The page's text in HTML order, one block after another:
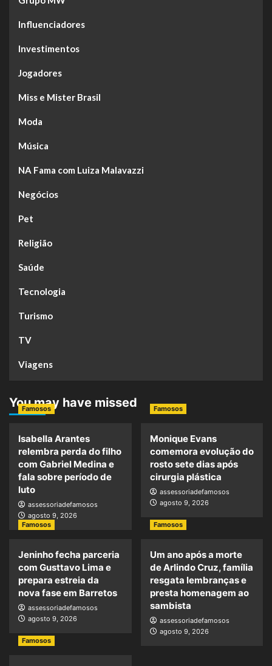
Influenciadores
Investimentos
Jogadores
Miss e Mister Brasil
Moda
Música
NA Fama com Luiza Malavazzi
Negócios
Pet
Religião
Saúde
Tecnologia
Turismo
TV
Viagens
You may have missed
Famosos
Isabella Arantes
relembra perda do filho
com Gabriel Medina e
fala sobre período de
luto
assessoriadefamosos
agosto 9, 2026
Famosos
Monique Evans
comemora evolução do
rosto sete dias após
cirurgia plástica
assessoriadefamosos
agosto 9, 2026
Famosos
Jeninho fecha parceria
com Gusttavo Lima e
prepara estreia da
nova fase em Barretos
assessoriadefamosos
agosto 9, 2026
Famosos
Um ano após a morte
de Arlindo Cruz, família
resgata lembranças e
presta homenagem ao
sambista
assessoriadefamosos
agosto 9, 2026
Famosos